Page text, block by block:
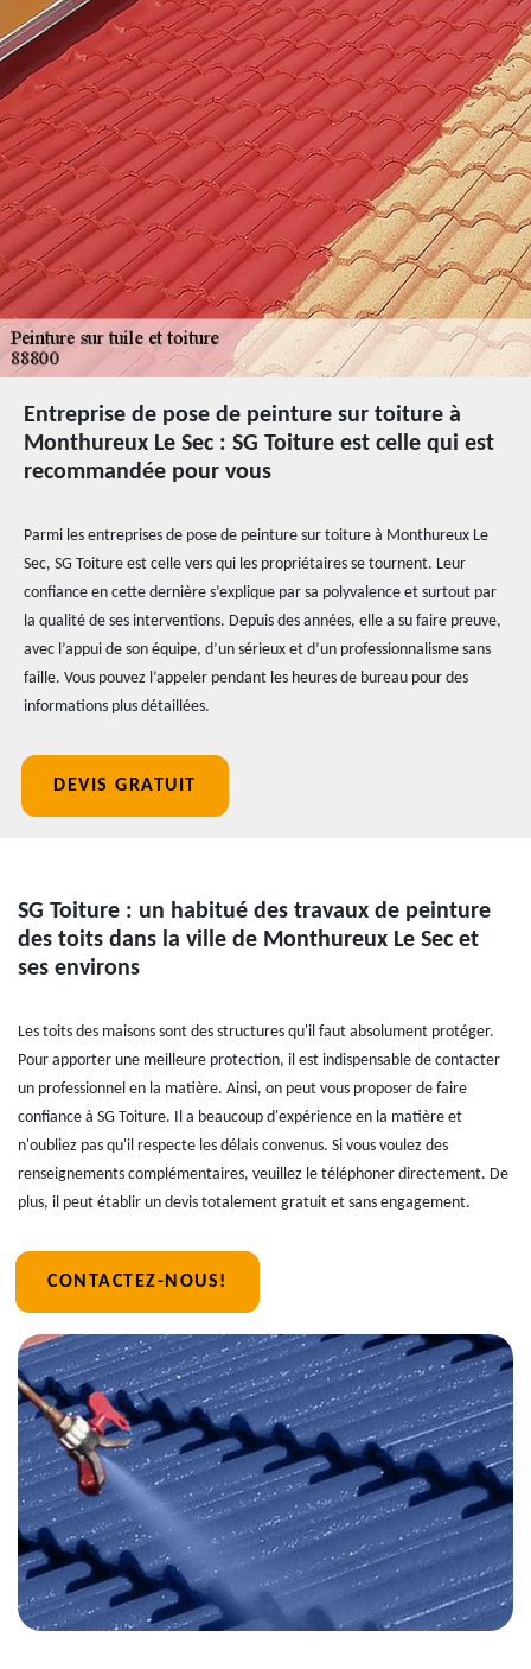
Entreprise de pose de peinture sur toiture à
Monthureux Le Sec : SG Toiture est celle qui est
recommandée pour vous
Parmi les entreprises de pose de peinture sur toiture à Monthureux Le
Sec, SG Toiture est celle vers qui les propriétaires se tournent. Leur
confiance en cette dernière s’explique par sa polyvalence et surtout par
la qualité de ses interventions. Depuis des années, elle a su faire preuve,
avec l’appui de son équipe, d’un sérieux et d’un professionnalisme sans
faille. Vous pouvez l’appeler pendant les heures de bureau pour des
informations plus détaillées.
DEVIS GRATUIT
SG Toiture : un habitué des travaux de peinture
des toits dans la ville de Monthureux Le Sec et
ses environs
Les toits des maisons sont des structures qu'il faut absolument protéger.
Pour apporter une meilleure protection, il est indispensable de contacter
un professionnel en la matière. Ainsi, on peut vous proposer de faire
confiance à SG Toiture. Il a beaucoup d'expérience en la matière et
n'oubliez pas qu'il respecte les délais convenus. Si vous voulez des
renseignements complémentaires, veuillez le téléphoner directement. De
plus, il peut établir un devis totalement gratuit et sans engagement.
CONTACTEZ-NOUS!